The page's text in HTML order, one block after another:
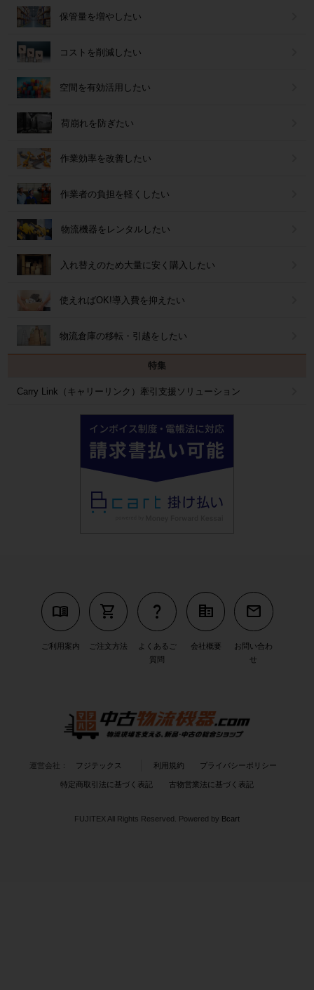
保管量を増やしたい
コストを削減したい
空間を有効活用したい
荷崩れを防ぎたい
作業効率を改善したい
作業者の負担を軽くしたい
物流機器をレンタルしたい
入れ替えのため大量に安く購入したい
使えればOK!導入費を抑えたい
物流倉庫の移転・引越をしたい
特集
Carry Link（キャリーリンク）牽引支援ソリューション
menu_book
ご利用案内
shopping_cart
ご注文方法
question_mark
よくあるご
質問
corporate_fare
会社概要
mail
お問い合わ
せ
運営会社： フジテックス 利用規約 プライバシーポリシー
特定商取引法に基づく表記 古物営業法に基づく表記
FUJITEX All Rights Reserved. Powered by Bcart